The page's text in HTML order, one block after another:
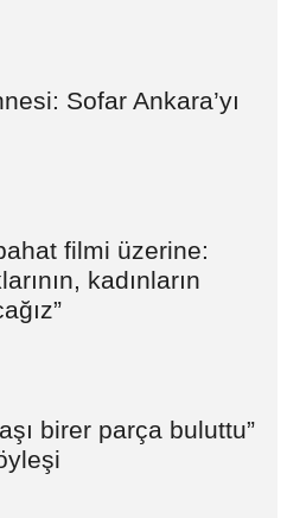
Sofar Ankara’yı
filmi üzerine:
kadınların
birer parça buluttu”